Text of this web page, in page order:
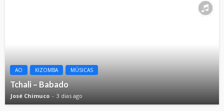
AO KIZOMBA MÚSICAS
Tchali – Babado
José Chimuco 3 dias ago